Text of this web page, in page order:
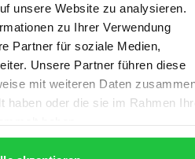
unsere Website zu analysieren.
zu Ihrer Verwendung
Partner für soziale Medien,
Unsere Partner führen diese
mit weiteren Daten
haben oder die sie im Rahmen
Corporate Sustainability
verpflichtet die EU einen
Wirtschaft zur
nach
den European
Fundament für grüne